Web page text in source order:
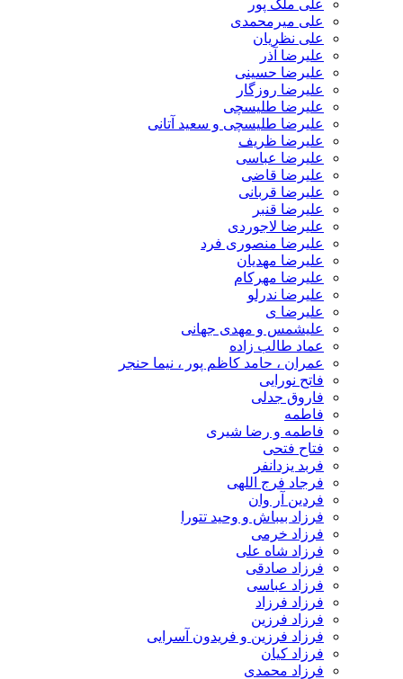
علی ملک پور
علی میرمحمدی
علی نظریان
علیرضا آذر
علیرضا حسینی
علیرضا روزگار
علیرضا طلیسچی
علیرضا طلیسچی و سعید آتانی
علیرضا ظریف
علیرضا عباسی
علیرضا قاضی
علیرضا قربانی
علیرضا قنبر
علیرضا لاجوردی
علیرضا منصوری فرد
علیرضا مهدیان
علیرضا مهرکام
علیرضا ندرلو
علیرضا ی
علیشمس و مهدی جهانی
عماد طالب زاده
عمران ، حامد کاظم پور ، نیما حنجر
فاتح نورایی
فاروق جدلی
فاطمه
فاطمه و رضا شیری
فتاح فتحی
فربد یزدانفر
فرجاد فرج اللهی
فردین آر وان
فرزاد بیباش و وحید تتورا
فرزاد خرمی
فرزاد شاه علی
فرزاد صادقی
فرزاد عباسی
فرزاد فرزاد
فرزاد فرزین
فرزاد فرزین و فریدون آسرایی
فرزاد کیان
فرزاد محمدی